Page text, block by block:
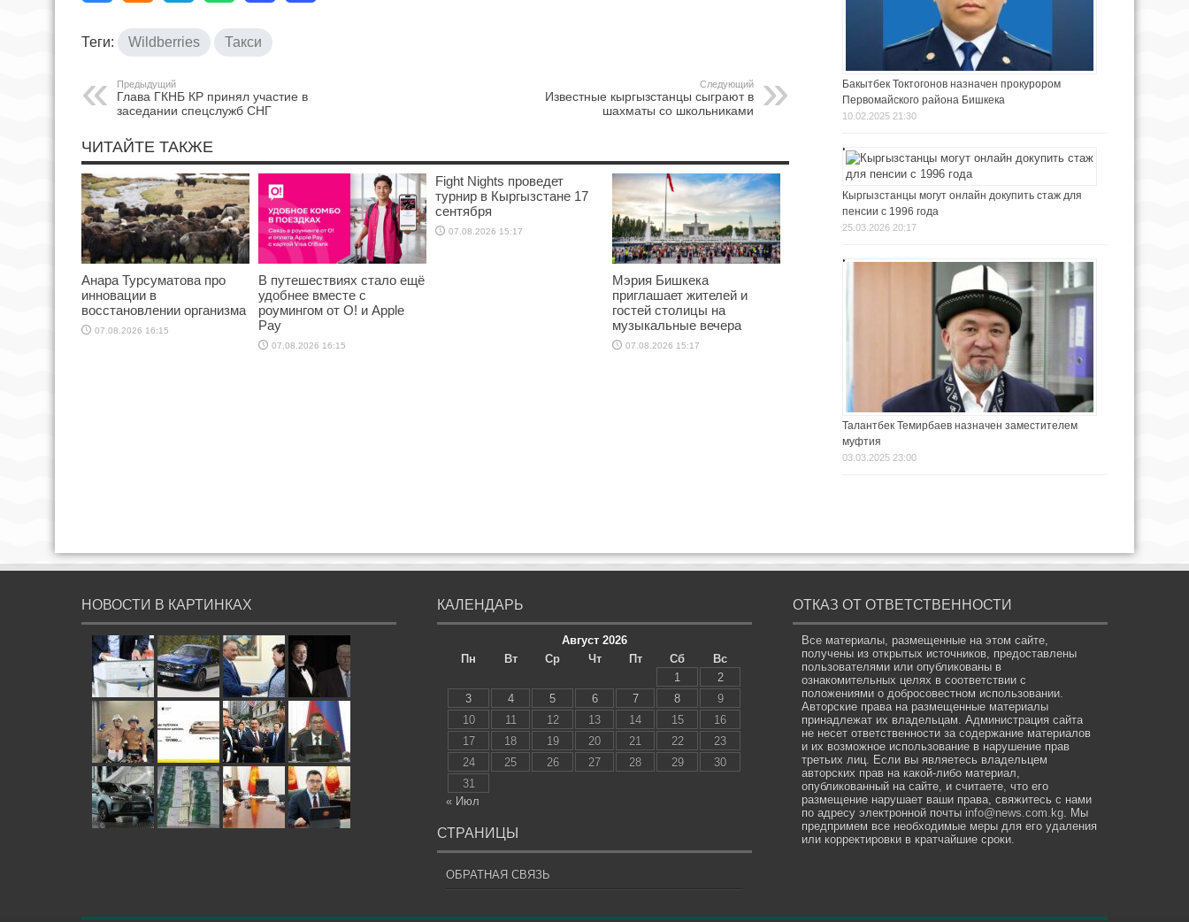
Теги: Wildberries Такси
Предыдущий
Глава ГКНБ КР принял участие в
заседании спецслужб СНГ
Следующий
Известные кыргызстанцы сыграют в
шахматы со школьниками
ЧИТАЙТЕ ТАКЖЕ
Анара Турсуматова про
инновации в
восстановлении организма
07.08.2026 16:15
В путешествиях стало ещё
удобнее вместе с
роумингом от О! и Apple
Pay
07.08.2026 16:15
Fight Nights проведет
турнир в Кыргызстане 17
сентября
07.08.2026 15:17
Мэрия Бишкека
приглашает жителей и
гостей столицы на
музыкальные вечера
07.08.2026 15:17
Бакытбек Токтогонов назначен прокурором
Первомайского района Бишкека
10.02.2025 21:30
Кыргызстанцы могут онлайн докупить стаж для
пенсии с 1996 года
25.03.2026 20:17
Талантбек Темирбаев назначен заместителем
муфтия
03.03.2025 23:00
НОВОСТИ В КАРТИНКАХ КАЛЕНДАРЬ
Август 2026
Пн
Вт Ср Чт Пт Сб
Вс
1
2
3
4 5 6 7 8
9
10
11 12 13 14 15
16
17
18 19 20 21 22
23
24
25 26 27 28 29
30
31
« Июл
СТРАНИЦЫ
ОБРАТНАЯ СВЯЗЬ
ОТКАЗ ОТ ОТВЕТСТВЕННОСТИ
Все материалы, размещенные на этом сайте,
получены из открытых источников, предоставлены
пользователями или опубликованы в
ознакомительных целях в соответствии с
положениями о добросовестном использовании.
Авторские права на размещенные материалы
принадлежат их владельцам. Администрация сайта
не несет ответственности за содержание материалов
и их возможное использование в нарушение прав
третьих лиц. Если вы являетесь владельцем
авторских прав на какой-либо материал,
опубликованный на сайте, и считаете, что его
размещение нарушает ваши права, свяжитесь с нами
по адресу электронной почты info@news.com.kg. Мы
предпримем все необходимые меры для его удаления
или корректировки в кратчайшие сроки.